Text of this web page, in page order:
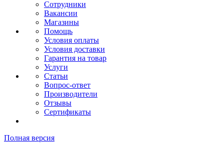
Сотрудники
Вакансии
Магазины
Помощь
Условия оплаты
Условия доставки
Гарантия на товар
Услуги
Статьи
Вопрос-ответ
Производители
Отзывы
Сертификаты
Полная версия